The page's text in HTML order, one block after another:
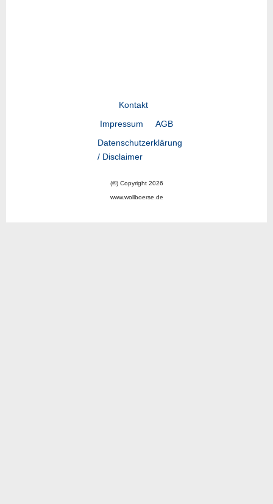
Kontakt
Impressum
AGB
Datenschutzerklärung
/ Disclaimer
(©) Copyright 2026
www.wollboerse.de